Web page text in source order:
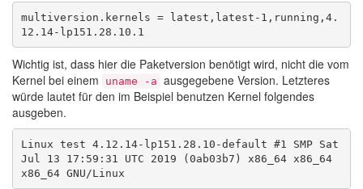
multiversion.kernels = latest,latest-1,running,4.
Wichtig ist, dass hier die Paketversion benötigt wird, nicht die vom
Kernel bei einem
uname -a ausgegebene Version. Letzteres
würde lautet für den im Beispiel benutzen Kernel folgendes
ausgeben.
Linux test 4.12.14-lp151.28.10-default #1 SMP Sat
Jul 13 17:59:31 UTC 2019 (0ab03b7) x86_64 x86_64